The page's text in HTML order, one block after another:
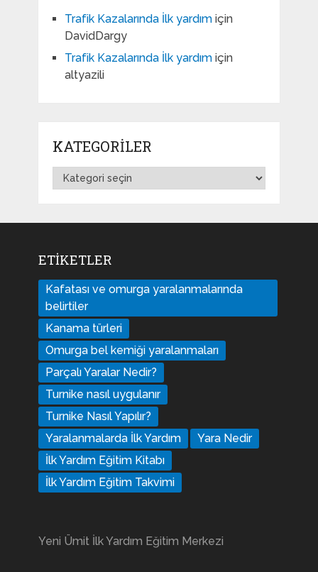
Trafik Kazalarında İlk yardımiçin
DavidDargy
Trafik Kazalarında İlk yardımiçin
altyazili
KATEGORILER
Kategoriler
ETIKETLER
Kafatası ve omurga yaralanmalarında
belirtiler
Kanama türleri
Omurga bel kemiği yaralanmaları
Parçalı Yaralar Nedir?
Turnike nasıl uygulanır
Turnike Nasıl Yapılır?
Yaralanmalarda İlk Yardım
Yara Nedir
İlk Yardım Eğitim Kitabı
İlk Yardım Eğitim Takvimi
Yeni Ümit İlk Yardım Eğitim Merkezi